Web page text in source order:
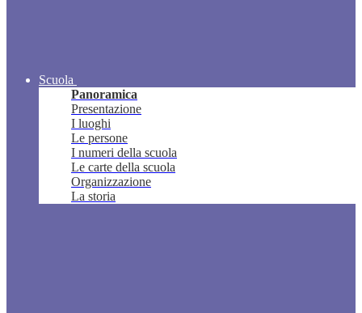
Scuola
Panoramica
Presentazione
I luoghi
Le persone
I numeri della scuola
Le carte della scuola
Organizzazione
La storia